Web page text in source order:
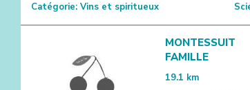
Catégorie: Vins et spiritueux
MONTESSUIT
FAMILLE
19.1 km